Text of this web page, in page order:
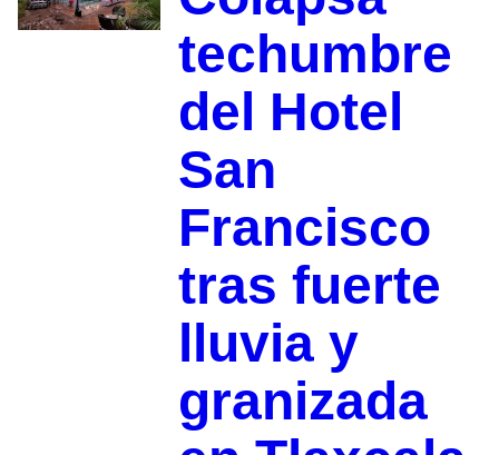
techumbre
del Hotel
San
Francisco
tras fuerte
lluvia y
granizada